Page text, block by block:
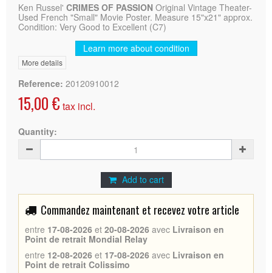
Ken Russel' CRIMES OF PASSION Original Vintage Theater-
Used French "Small" Movie Poster. Measure 15"x21" approx.
Condition: Very Good to Excellent (C7)
Learn more about condition
More details
Reference: 20120910012
15,00 € tax incl.
Quantity:
Add to cart
Commandez maintenant et recevez votre article
entre 17-08-2026 et 20-08-2026 avec Livraison en
Point de retrait Mondial Relay
entre 12-08-2026 et 17-08-2026 avec Livraison en
Point de retrait Colissimo